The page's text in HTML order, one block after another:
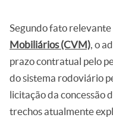
Segundo fato relevante
Mobiliários (CVM), o
prazo contratual pelo
do sistema rodoviário
licitação da concessão
trechos atualmente